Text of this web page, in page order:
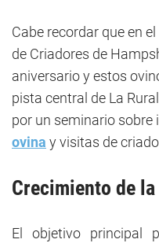
Cabe recordar que en
de Criadores de
aniversario y estos
pista central de La
por un seminario sobre
ovina y visitas de
Crecimiento de
El objetivo principal